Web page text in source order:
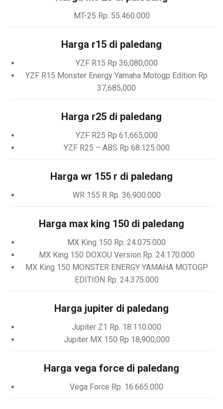
MT-25 Rp. 55.460.000
Harga r15 di paledang
YZF R15 Rp 36,080,000
YZF R15 Monster Energy Yamaha Motogp Edition Rp
37,685,000
Harga r25 di paledang
YZF R25 Rp 61,665,000
YZF R25 – ABS Rp 68.125.000
Harga wr 155 r di paledang
WR 155 R Rp. 36.900.000
Harga max king 150 di paledang
MX King 150 Rp. 24.075.000
MX King 150 DOXOU Version Rp. 24.170.000
MX King 150 MONSTER ENERGY YAMAHA MOTOGP
EDITION Rp. 24.375.000
Harga jupiter di paledang
Jupiter Z1 Rp. 18.110.000
Jupiter MX 150 Rp 18,900,000
Harga vega force di paledang
Vega Force Rp. 16.665.000